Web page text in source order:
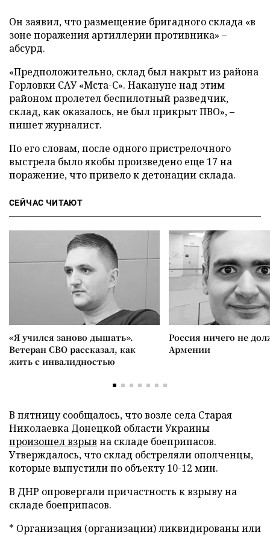
Он заявил, что размещение бригадного склада «в
зоне поражения артиллерии противника» –
абсурд.
«Предположительно, склад был накрыт из района
Горловки САУ «Мста-С». Накануне над этим
районом пролетел беспилотный разведчик,
склад, как оказалось, не был прикрыт ПВО», –
пишет журналист.
По его словам, после одного пристрелочного
выстрела было якобы произведено еще 17 на
поражение, что привело к детонации склада.
СЕЙЧАС ЧИТАЮТ
«Я учился заново дышать».
Ветеран СВО рассказал, как
жить с инвалидностью
Россия ничего не
Армении
В пятницу сообщалось, что возле села Старая
Николаевка Донецкой области Украины
произошел взрыв на складе боеприпасов.
Утверждалось, что склад обстреляли ополченцы,
которые выпустили по объекту 10-12 мин.
В ДНР опровергали причастность к взрыву на
складе боеприпасов.
* Организация (организации) ликвидированы или